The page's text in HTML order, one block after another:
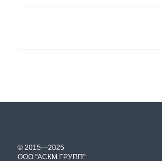
© 2015—2025
ООО "АСКМ ГРУПП"